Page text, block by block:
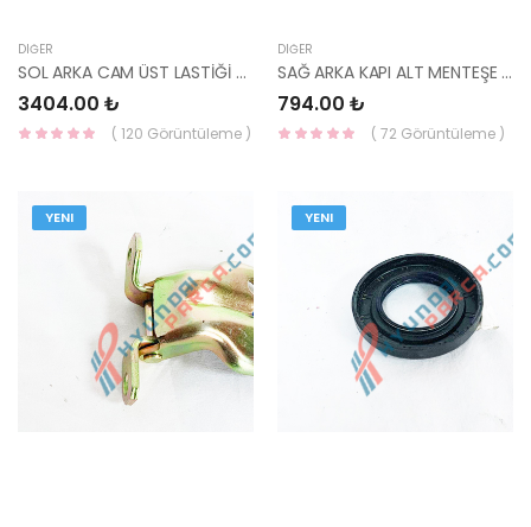
DIĞER
SOL ARKA CAM ÜST LASTİĞİ TUCSON 2015- 83530-D7000-HMC
3404.00 ₺
( 120 Görüntüleme )
DIĞER
SAĞ ARKA KAPI ALT MENTEŞE BLUE 79360-0U000-HMC
794.00 ₺
( 72 Görüntüleme )
YENI YENI